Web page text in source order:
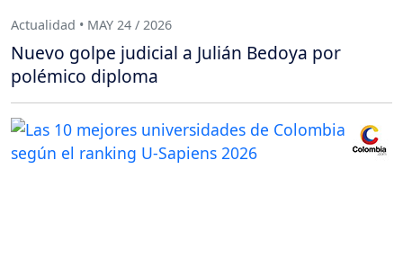
Actualidad • MAY 24 / 2026
Nuevo golpe judicial a Julián Bedoya por
polémico diploma